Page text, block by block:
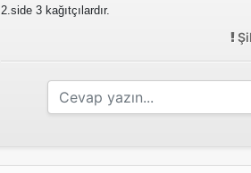
2.side 3 kağıtçılardır.